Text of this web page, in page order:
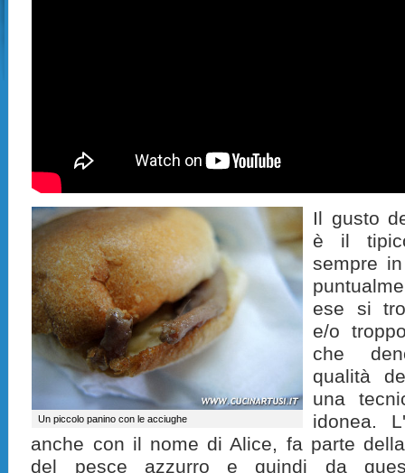
Un piccolo panino con le acciughe
Il gusto
è il
sempre
ese si
e/o
che
qualità
una
idonea.
anche con il nome di Alice, fa parte
del pesce azzurro e quindi da